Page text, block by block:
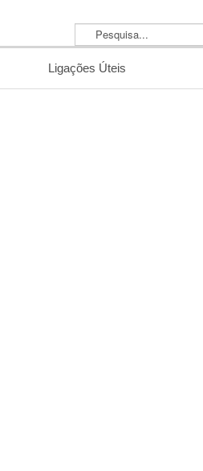
Pesquisa...
Ligações Úteis